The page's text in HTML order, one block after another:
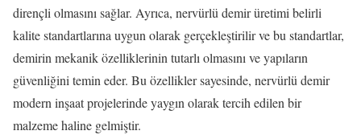
dirençli olmasını sağlar. Ayrıca, nervürlü demir üretimi belirli
kalite standartlarına uygun olarak gerçekleştirilir ve bu standartlar,
demirin mekanik özelliklerinin tutarlı olmasını ve yapıların
güvenliğini temin eder. Bu özellikler sayesinde, nervürlü demir
modern inşaat projelerinde yaygın olarak tercih edilen bir
malzeme haline gelmiştir.